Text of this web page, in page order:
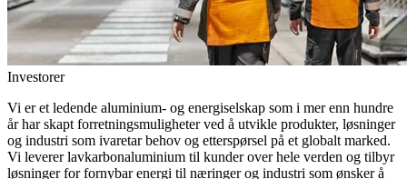
Investorer
Vi er et ledende aluminium- og energiselskap som i mer enn hundre
år har skapt forretningsmuligheter ved å utvikle produkter, løsninger
og industri som ivaretar behov og etterspørsel på et globalt marked.
Vi leverer lavkarbonaluminium til kunder over hele verden og tilbyr
løsninger for fornybar energi til næringer og industri som ønsker å